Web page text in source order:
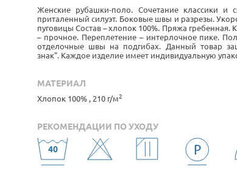
Женские рубашки-поло. Сочетание классики и
приталенный силуэт. Боковые швы и разрезы.
пуговицы Состав – хлопок 100%. Пряжа гребенная.
– прочное. Переплетение – интерлочное пике.
отделочные швы на подгибах. Данный товар
знак". Каждое изделие имеет индивидуальную
МАТЕРИАЛ
Хлопок 100% , 210 г/м2
РЕКОМЕНДАЦИИ ПО УХОДУ